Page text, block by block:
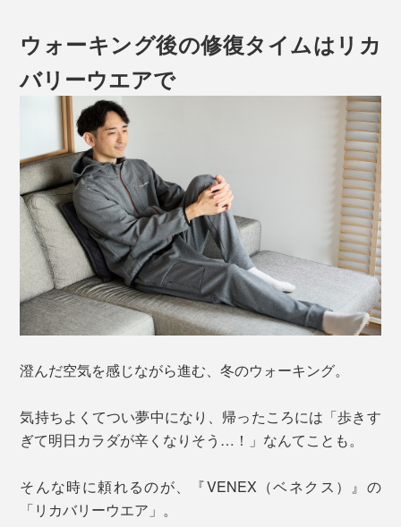
ウォーキング後の修復タイムはリカ
バリーウエアで
澄んだ空気を感じながら進む、冬のウォーキング。
気持ちよくてつい夢中になり、帰ったころには「歩きす
ぎて明日カラダが辛くなりそう…！」なんてことも。
そんな時に頼れるのが、『VENEX（ベネクス）』の
「リカバリーウエア」。